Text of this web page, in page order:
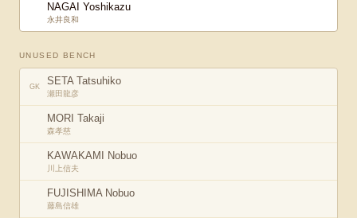
NAGAI Yoshikazu
永井良和
UNUSED BENCH
GK SETA Tatsuhiko
瀬田龍彦
MORI Takaji
森孝慈
KAWAKAMI Nobuo
川上信夫
FUJISHIMA Nobuo
藤島信雄